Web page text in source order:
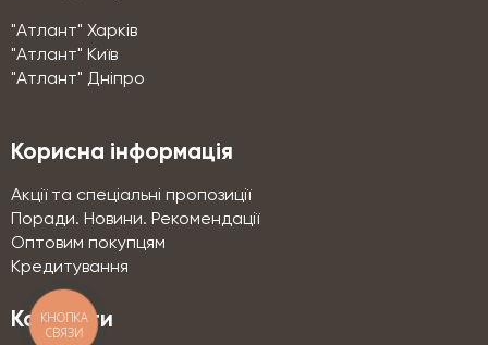
"Атлант" Харків
"Атлант" Київ
"Атлант" Дніпро
Корисна інформація
Акції та спеціальні пропозиції
Поради. Новини. Рекомендації
Оптовим покупцям
Кредитування
Контакти
КНОПКА
СВЯЗИ